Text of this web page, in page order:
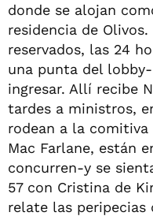
donde se alojan
residencia de
reservados, las 24
una punta del
ingresar. Allí recibe
tardes a ministros,
rodean a la
Mac Farlane, están
concurren-y se
57 con Cristina de
relate las peripecias